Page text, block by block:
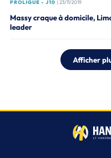
PROLIGUE - J10 | 23/11/2019
Massy craque à domicile,
leader
Afficher